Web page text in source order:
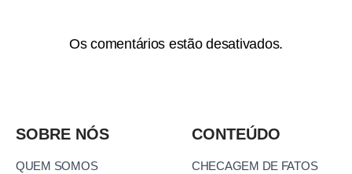
Os comentários estão desativados.
SOBRE NÓS
QUEM SOMOS
CONTEÚDO
CHECAGEM DE FATOS